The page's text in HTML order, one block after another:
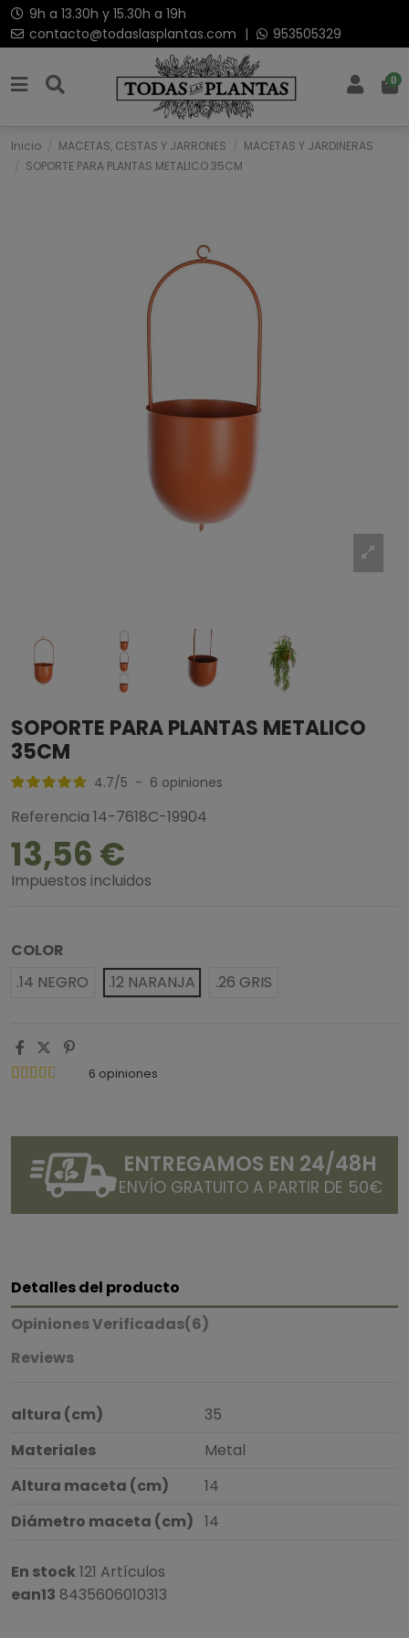
9h a 13.30h y 15.30h a 19h
contacto@todaslasplantas.com | 953505329
0
Inicio MACETAS, CESTAS Y JARRONES
MACETAS Y JARDINERAS
SOPORTE PARA PLANTAS METALICO 35CM
SOPORTE PARA PLANTAS METALICO
35CM
4.7/5 - 6 opiniones
Referencia 14-7618C-19904
13,56 €
Impuestos incluidos
COLOR
.14 NEGRO
.12 NARANJA .26 GRIS
6 opiniones
ENTREGAMOS EN 24/48H
ENVÍO GRATUITO A PARTIR DE 50€
Detalles del producto
Opiniones Verificadas(6)
Reviews
altura (cm)
35
Materiales
Metal
Altura maceta (cm)
14
Diámetro maceta (cm) 14
En stock121 Artículos
ean13 8435606010313